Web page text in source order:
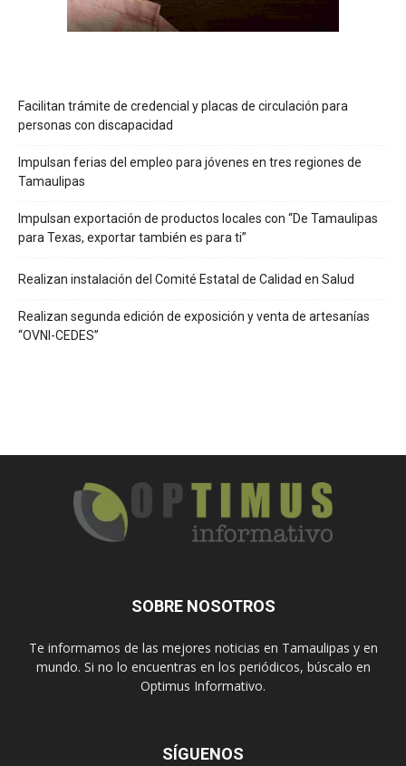
Facilitan trámite de credencial y placas de circulación para
personas con discapacidad
Impulsan ferias del empleo para jóvenes en tres regiones de
Tamaulipas
Impulsan exportación de productos locales con “De Tamaulipas
para Texas, exportar también es para ti”
Realizan instalación del Comité Estatal de Calidad en Salud
Realizan segunda edición de exposición y venta de artesanías
“OVNI-CEDES”
SOBRE NOSOTROS
Te informamos de las mejores noticias en Tamaulipas y en
mundo. Si no lo encuentras en los periódicos, búscalo en
Optimus Informativo.
SÍGUENOS